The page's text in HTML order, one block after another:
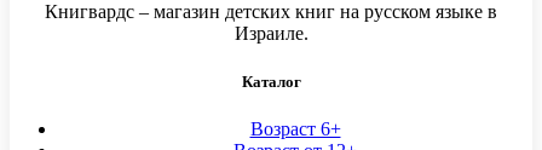
Книгвардс – магазин детских книг на русском языке в
Израиле.
Каталог
Возраст 6+